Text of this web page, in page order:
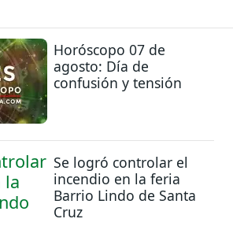
Horóscopo 07 de
agosto: Día de
confusión y tensión
Se logró controlar el
incendio en la feria
Barrio Lindo de Santa
Cruz